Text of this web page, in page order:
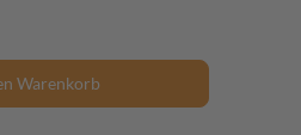
Warenkorb